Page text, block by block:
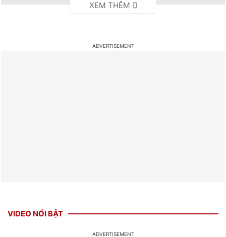
VIDEO NỔI BẬT